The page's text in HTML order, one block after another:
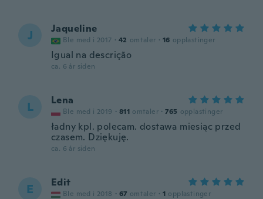
J Jaqueline
Ble med i 2017 · 42 omtaler · 16 opplastinger
Igual na descrição
ca. 6 år siden
L Lena
Ble med i 2019 · 811 omtaler · 765 opplastinger
ładny kpl. polecam. dostawa miesiąc przed
czasem. Dziękuję.
ca. 6 år siden
E Edit
Ble med i 2018 · 67 omtaler · 1 opplastinger